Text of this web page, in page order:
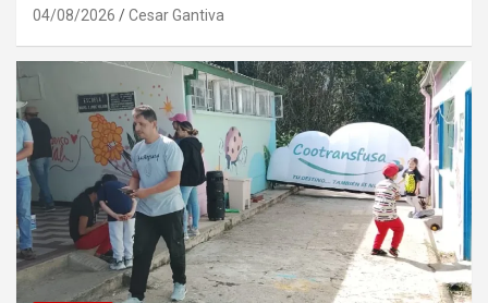
04/08/2026 Cesar Gantiva